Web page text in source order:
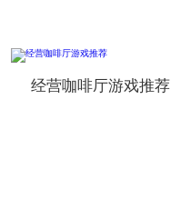
经营咖啡厅游戏推荐